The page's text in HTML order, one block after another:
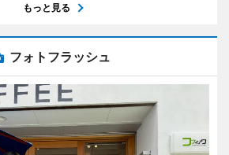
もっと見る
フォトフラッシュ